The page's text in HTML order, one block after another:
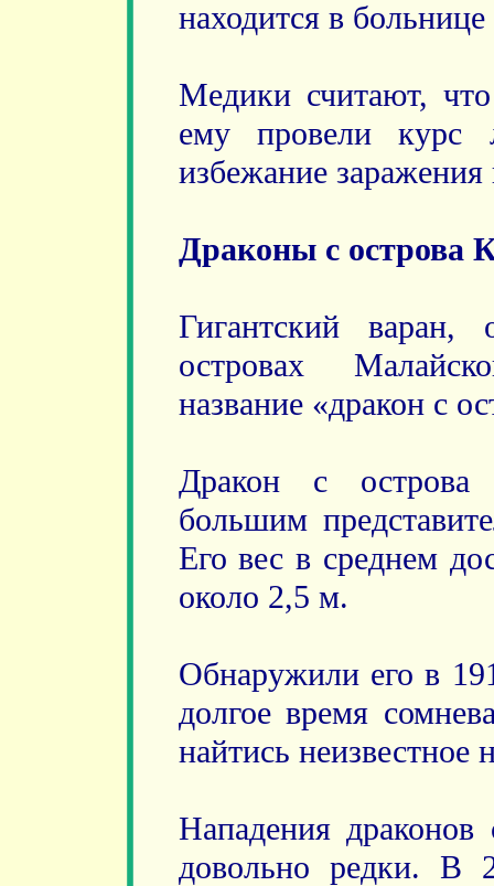
находится в
Медики считают,
ему провели курс
избежание заражения
Драконы с острова
Гигантский
островах
название «дракон с
Дракон с острова
большим
Его вес в среднем
около 2,5 м.
Обнаружили его в
долгое время
найтись неизвестное
Нападения
довольно редки. В